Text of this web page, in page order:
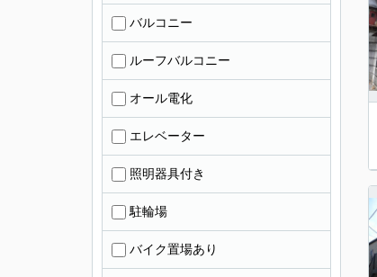
バルコニー
ルーフバルコニー
オール電化
エレベーター
照明器具付き
駐輪場
バイク置場あり